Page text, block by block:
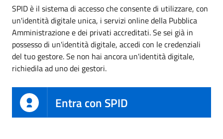
SPID è il sistema di accesso che consente di utilizzare, con
un'identità digitale unica, i servizi online della Pubblica
Amministrazione e dei privati accreditati. Se sei già in
possesso di un'identità digitale, accedi con le credenziali
del tuo gestore. Se non hai ancora un'identità digitale,
richiedila ad uno dei gestori.
Entra con SPID